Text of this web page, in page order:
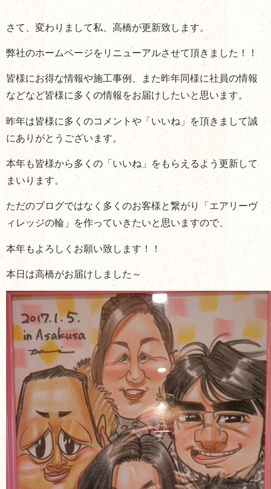
さて、変わりまして私、高橋が更新致します。
弊社のホームページをリニューアルさせて頂きました！！
皆様にお得な情報や施工事例、また昨年同様に社員の情報
などなど皆様に多くの情報をお届けしたいと思います。
昨年は皆様に多くのコメントや「いいね」を頂きまして誠
にありがとうございます。
本年も皆様から多くの「いいね」をもらえるよう更新して
まいります。
ただのブログではなく多くのお客様と繋がり「エアリーヴ
ィレッジの輪」を作っていきたいと思いますので、
本年もよろしくお願い致します！！
本日は高橋がお届けしました～